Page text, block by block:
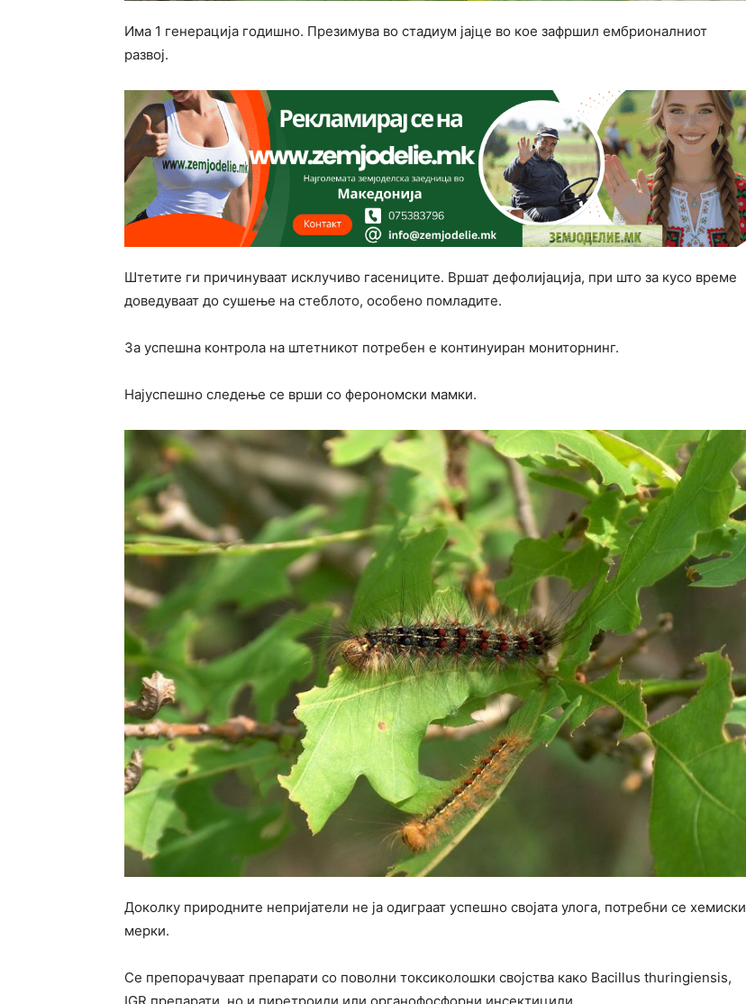
Има 1 генерација годишно. Презимува во стадиум јајце во кое зафршил ембрионалниот
развој.
Штетите ги причинуваат исклучиво гасениците. Вршат дефолијација, при што за кусо време
доведуваат до сушење на стеблото, особено помладите.
За успешна контрола на штетникот потребен е континуиран мониторнинг.
Најуспешно следење се врши со ферономски мамки.
Доколку природните непријатели не ја одиграат успешно својата улога, потребни се хемиски
мерки.
Се препорачуваат препарати со поволни токсиколошки својства како Bacillus thuringiensis,